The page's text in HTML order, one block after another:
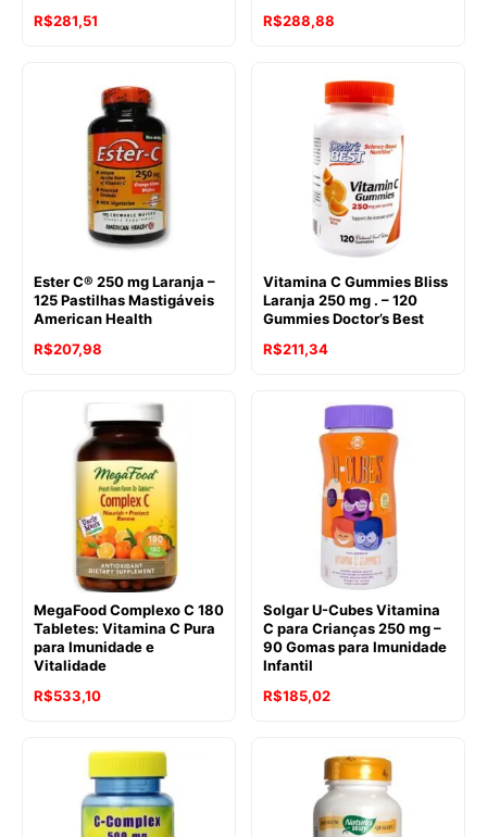
R$281,51
R$288,88
Ester C® 250 mg Laranja –
125 Pastilhas Mastigáveis
American Health
R$207,98
Vitamina C Gummies Bliss
Laranja 250 mg . – 120
Gummies Doctor’s Best
R$211,34
MegaFood Complexo C 180
Tabletes: Vitamina C Pura
para Imunidade e
Vitalidade
R$533,10
Solgar U-Cubes Vitamina
C para Crianças 250 mg –
90 Gomas para Imunidade
Infantil
R$185,02